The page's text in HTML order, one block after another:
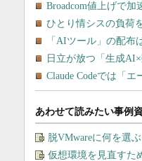
あわせて読みたい事例
脱VMwareに何を選
仮想環境を見直すた